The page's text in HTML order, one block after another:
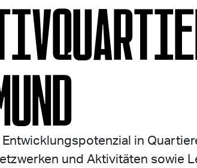
in
und Aktivitäten sowie